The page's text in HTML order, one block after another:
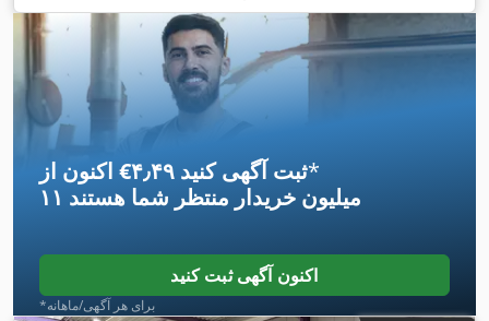
اکنون از ‎€۴٫۴۹ ثبت آگهی کنید*
۱۱ میلیون خریدار منتظر شما هستند
اکنون آگهی ثبت کنید
*برای هر آگهی/ماهانه